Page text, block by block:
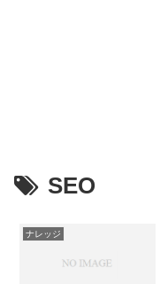
SEO
ナレッジ